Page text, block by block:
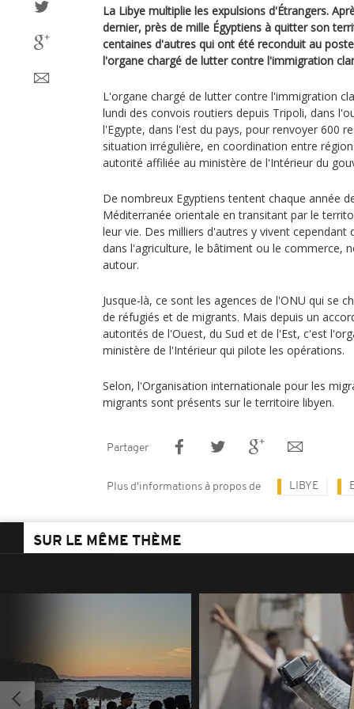
La Libye multiplie les expulsions d'Étrangers.
dernier, près de mille Égyptiens à quitter son
centaines d'autres qui ont été reconduit au
l'organe chargé de lutter contre l'immigration
L'organe chargé de lutter contre l'immigration
lundi des convois routiers depuis Tripoli, dans
l'Egypte, dans l'est du pays, pour renvoyer 600
situation irrégulière, en coordination entre
autorité affiliée au ministère de l'Intérieur du
De nombreux Egyptiens tentent chaque année
Méditerranée orientale en transitant par le
leur vie. Des milliers d'autres y vivent cependant
dans l'agriculture, le bâtiment ou le commerce,
autour.
Jusque-là, ce sont les agences de l'ONU qui se
de réfugiés et de migrants. Mais depuis un
autorités de l'Ouest, du Sud et de l'Est, c'est
ministère de l'Intérieur qui pilote les opérations.
Selon, l'Organisation internationale pour les
migrants sont présents sur le territoire libyen.
Partager
Plus d'informations à propos de LIBYE
SUR LE MÊME THÈME